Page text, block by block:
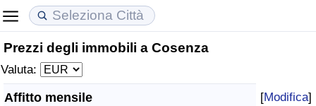
Prezzi degli immobili a Cosenza
Valuta:
Affitto mensile [Modifica]
Costo della vita
Indice Del Costo Della Vita (corrente)
Prezzi degli immobili
Indice del Prezzo delle Case (Corrente)
Qualità della Vita
Indice della Qualità della Vita